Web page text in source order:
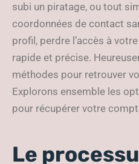
subi un piratage, ou tout
coordonnées de contact
profil, perdre l’accès à
rapide et précise.
méthodes pour retrouver
Explorons ensemble les
pour récupérer votre
Le